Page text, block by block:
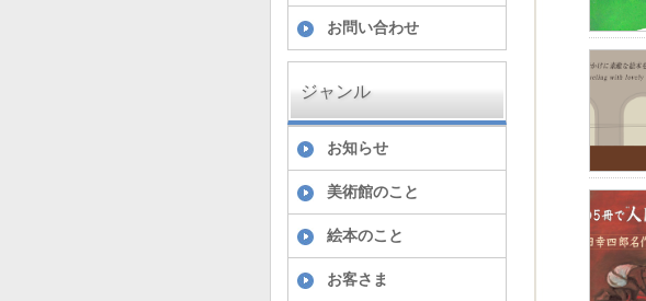
お問い合わせ
ジャンル
お知らせ
美術館のこと
絵本のこと
お客さま